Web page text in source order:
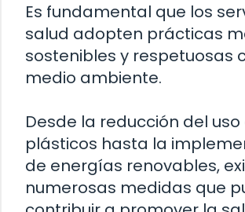
Es fundamental que los
salud adopten prácticas
sostenibles y respetuosas
medio ambiente.
Desde la reducción del uso
plásticos hasta la
de energías renovables,
numerosas medidas que